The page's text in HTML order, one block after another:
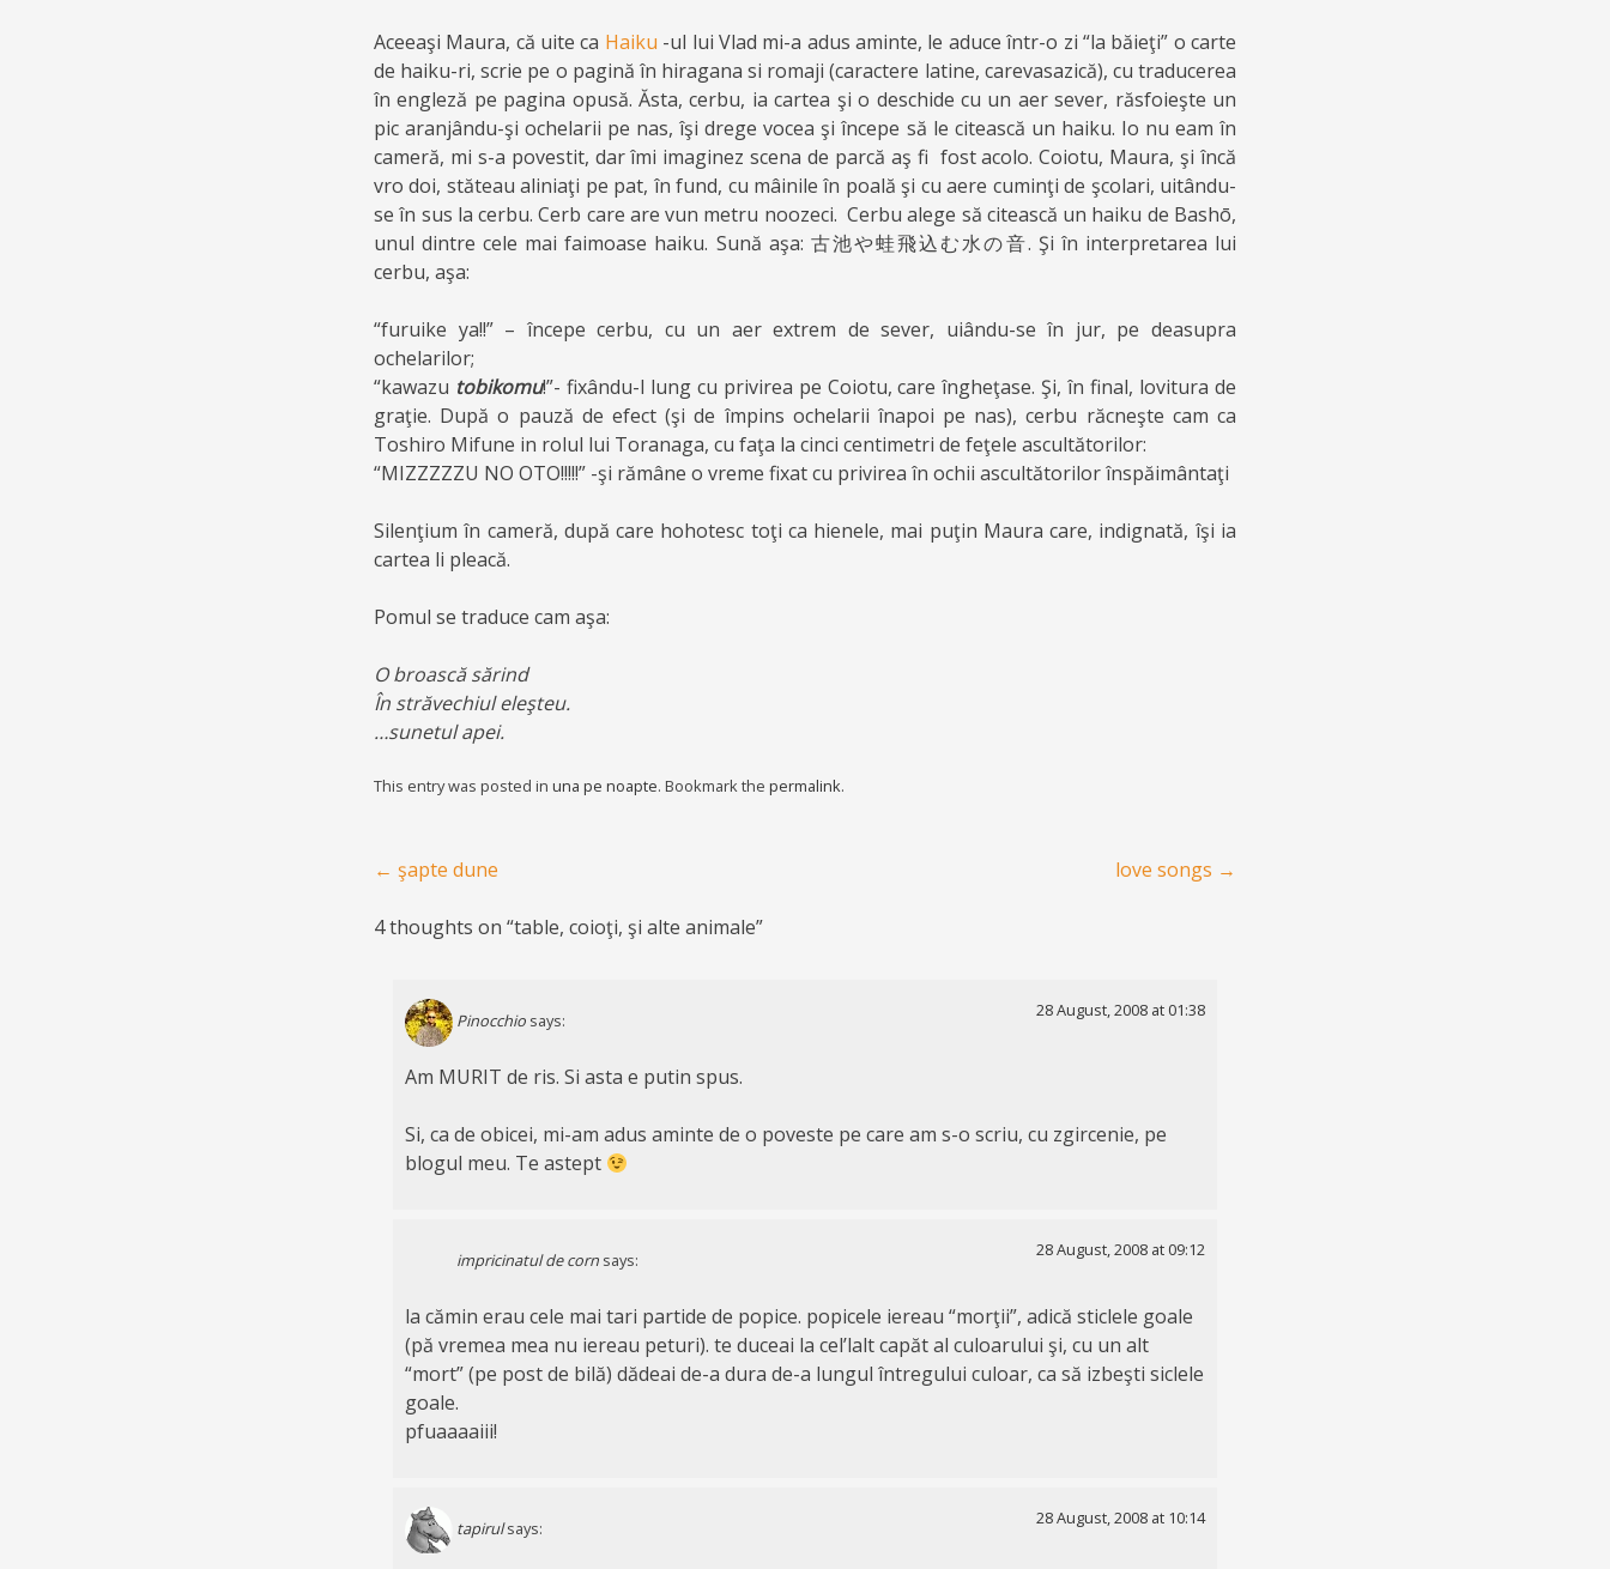
Aceeaşi Maura, că uite ca Haiku -ul lui Vlad mi-a adus aminte, le aduce într-o zi “la băieţi” o carte
de haiku-ri, scrie pe o pagină în hiragana si romaji (caractere latine, carevasazică), cu traducerea
în engleză pe pagina opusă. Ăsta, cerbu, ia cartea şi o deschide cu un aer sever, răsfoieşte un
pic aranjându-şi ochelarii pe nas, îşi drege vocea şi începe să le citească un haiku. Io nu eam în
cameră, mi s-a povestit, dar îmi imaginez scena de parcă aş fi fost acolo. Coiotu, Maura, şi încă
vro doi, stăteau aliniaţi pe pat, în fund, cu mâinile în poală şi cu aere cuminţi de şcolari, uitându-
se în sus la cerbu. Cerb care are vun metru noozeci. Cerbu alege să citească un haiku de Bashō,
unul dintre cele mai faimoase haiku. Sună aşa: 古池や蛙飛込む水の音. Şi în interpretarea lui
cerbu, aşa:
“furuike ya!!” – începe cerbu, cu un aer extrem de sever, uiându-se în jur, pe deasupra
ochelarilor;
“kawazu tobikomu!”- fixându-l lung cu privirea pe Coiotu, care îngheţase. Şi, în final, lovitura de
graţie. După o pauză de efect (şi de împins ochelarii înapoi pe nas), cerbu răcneşte cam ca
Toshiro Mifune in rolul lui Toranaga, cu faţa la cinci centimetri de feţele ascultătorilor:
“MIZZZZZU NO OTO!!!!!” -şi rămâne o vreme fixat cu privirea în ochii ascultătorilor înspăimântaţi
Silenţium în cameră, după care hohotesc toţi ca hienele, mai puţin Maura care, indignată, îşi ia
cartea li pleacă.
Pomul se traduce cam aşa:
O broască sărind
În străvechiul eleşteu.
…sunetul apei.
This entry was posted in una pe noapte. Bookmark the permalink.
Post navigation
← şapte dune love songs →
4 thoughts on “table, coioţi, şi alte animale”
Pinocchio says:
28 August, 2008 at 01:38
Am MURIT de ris. Si asta e putin spus.
Si, ca de obicei, mi-am adus aminte de o poveste pe care am s-o scriu, cu zgircenie, pe
blogul meu. Te astept
impricinatul de corn says:
28 August, 2008 at 09:12
la cămin erau cele mai tari partide de popice. popicele iereau “morţii”, adică sticlele goale
(pă vremea mea nu iereau peturi). te duceai la cel’lalt capăt al culoarului şi, cu un alt
“mort” (pe post de bilă) dădeai de-a dura de-a lungul întregului culoar, ca să izbeşti siclele
goale.
pfuaaaaiii!
tapirul says:
28 August, 2008 at 10:14